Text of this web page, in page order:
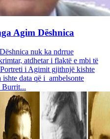
Agim Dëshnica
nuk ka ndrrue
atdhetar i flaktë e mbi të
i Agimit gjithnjë kishte
data që i ambelsonte
Burrit...